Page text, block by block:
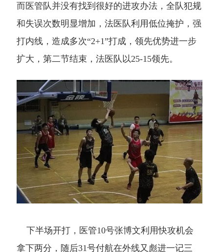
而医管队并没有找到很好的进攻办法，全队犯规
和失误次数明显增加，法医队利用低位掩护，强
打内线，造成多次“2+1”打成 ，领先优势进一步
扩大，第二节结束，法医队 以25-15领先。
下半场开打，医管10号张博文利用快攻机会
拿下两分，随后31号付航在外线又彪进一记三